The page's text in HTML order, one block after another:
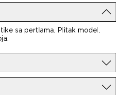
sa pertlama. Plitak model.